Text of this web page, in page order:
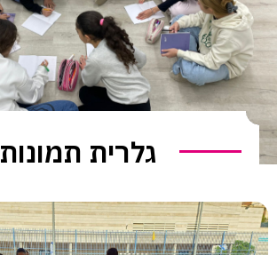
גלרית תמונות